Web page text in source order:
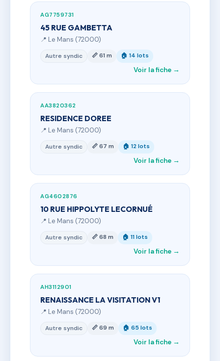
AG7759731
45 RUE GAMBETTA
📍 Le Mans (72000)
Autre syndic 📏 61 m 🏠 14 lots
Voir la fiche →
AA3820362
RESIDENCE DOREE
📍 Le Mans (72000)
Autre syndic 📏 67 m 🏠 12 lots
Voir la fiche →
AG4602876
10 RUE HIPPOLYTE LECORNUÉ
📍 Le Mans (72000)
Autre syndic 📏 68 m 🏠 11 lots
Voir la fiche →
AH3112901
RENAISSANCE LA VISITATION V1
📍 Le Mans (72000)
Autre syndic 📏 69 m 🏠 65 lots
Voir la fiche →